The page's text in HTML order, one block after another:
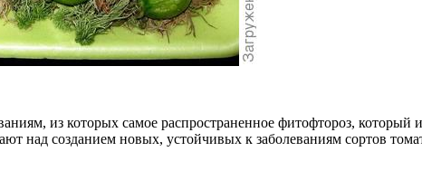
из которых самое распространенное фитофтороз, который
над созданием новых, устойчивых к заболеваниям сортов